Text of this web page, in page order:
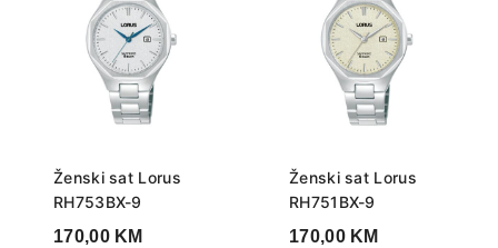
Ženski sat Lorus
RH753BX-9
170,00 KM
Ženski sat Lorus
RH751BX-9
170,00 KM